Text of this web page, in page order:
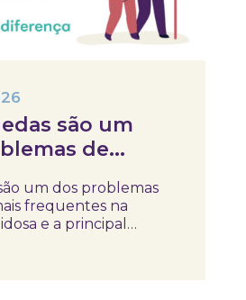
são um
de
idosa e a
causa de
após os 65
um dos problemas
frequentes na
e a principal
vezes sejam vistas
da idade”, a